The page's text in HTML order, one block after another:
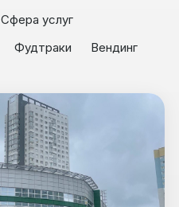
Сфера услуг
Фудтраки Вендинг